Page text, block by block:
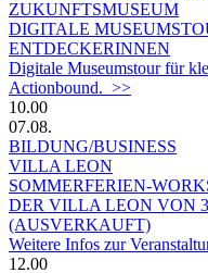
ZUKUNFTSMUSEUM
DIGITALE
ENTDECKERINNEN
Digitale Museumstour für
Actionbound. >>
10.00
07.08.
BILDUNG/BUSINESS
VILLA LEON
SOMMERFERIEN-
DER VILLA LEON VON
(AUSVERKAUFT)
Weitere Infos zur
12.00